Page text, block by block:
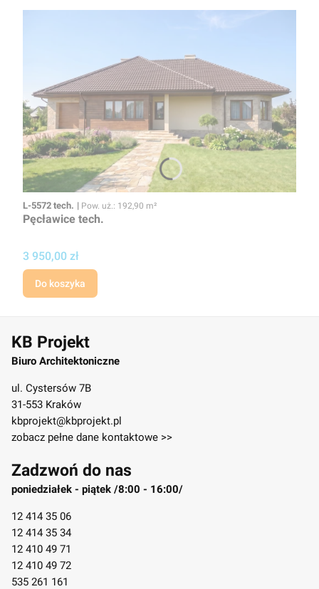
Kod
L-5572 tech. Powierzchnia użytkowa
Pow. uż.: 192,90 m²
Pęcławice tech.
Cena
3 950,00 zł
Do koszyka
KB Projekt
Biuro Architektoniczne
ul. Cystersów 7B
31-553 Kraków
kbprojekt@kbprojekt.pl
zobacz pełne dane kontaktowe >>
Zadzwoń do nas
poniedziałek - piątek /8:00 - 16:00/
12 414 35 06
12 414 35 34
12 410 49 71
12 410 49 72
535 261 161